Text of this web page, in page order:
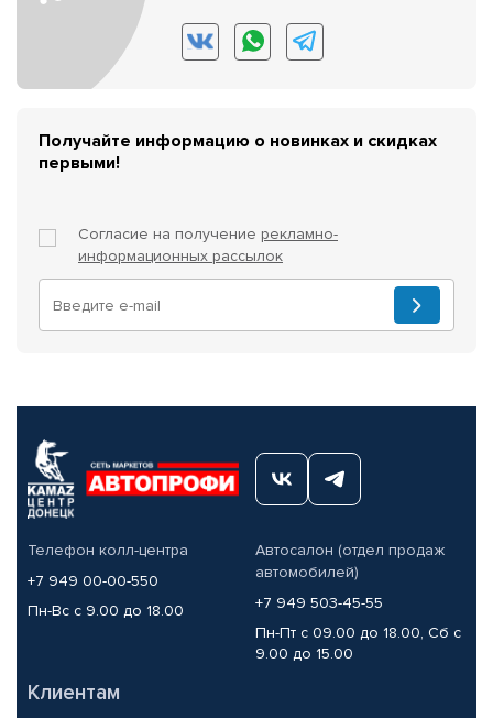
Получайте информацию о новинках и скидках
первыми!
Согласие на получение рекламно-
информационных рассылок
Телефон колл-центра
+7 949 00-00-550
Пн-Вс с 9.00 до 18.00
Автосалон (отдел продаж
автомобилей)
+7 949 503-45-55
Пн-Пт с 09.00 до 18.00, Сб с
9.00 до 15.00
Клиентам